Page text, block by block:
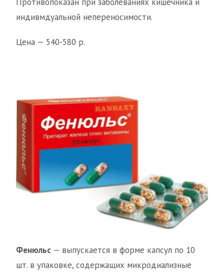
индивмдуальной непереносимости.
Цена — 540-580 р.
Фенюльс — выпускается в форме капсул по 10
шт. в упаковке, содержащих микродиализные